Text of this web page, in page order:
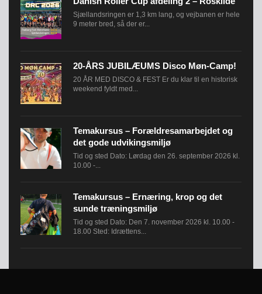
Sjællandsringen er 1,3 km lang, og vejbanen er hele
9 meter bred, så der er...
20-ÅRS JUBILÆUMS Disco Møn-Camp!
20 ÅR MED DISCO & FEST Er du klar til en historisk
weekend fyldt med...
Temakursus – Forældresamarbejdet og
det gode udvikingsmiljø
Tid og sted Dato: Lørdag den 26. september 2026 kl.
10.00 -...
Temakursus – Ernæring, krop og det
sunde træningsmiljø
Tid og sted Dato: Den 7. november 2026 kl. 10.00 -
18.00 Sted: Idrættens...